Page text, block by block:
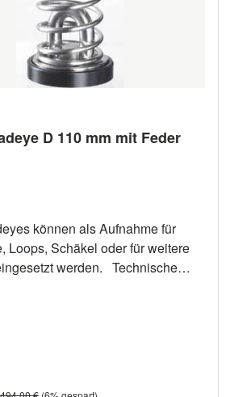
D 110 mm mit Feder
können als Aufnahme für
Loops, Schäkel oder für weitere
werden. Technische
Regulärer Preis: